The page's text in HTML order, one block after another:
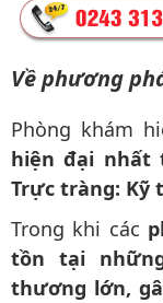
Về phương
Phòng khám
hiện đại nhất
Trực tràng: Kỹ
Trong khi các
tồn tại
thương lớn,